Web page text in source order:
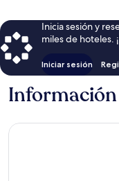
Inicia sesión y
miles de hoteles.
Iniciar sesión
Información